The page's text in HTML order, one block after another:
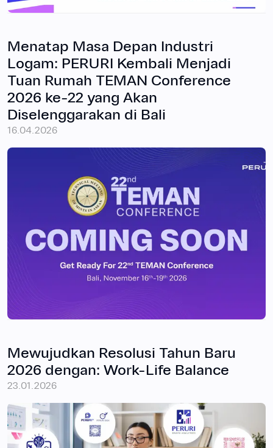
Menatap Masa Depan Industri
Logam: PERURI Kembali Menjadi
Tuan Rumah TEMAN Conference
2026 ke-22 yang Akan
Diselenggarakan di Bali
16.04.2026
Mewujudkan Resolusi Tahun Baru
2026 dengan: Work-Life Balance
23.01.2026